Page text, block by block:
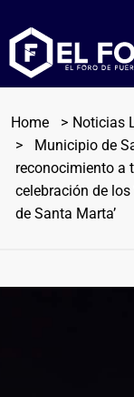
Home
Noticias
Municipio de
reconocimiento a
celebración de
de Santa Marta’